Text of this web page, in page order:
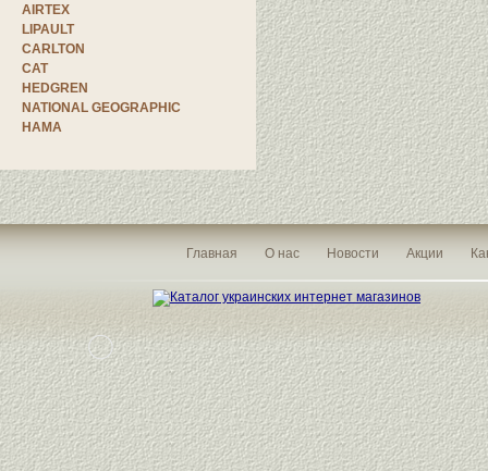
AIRTEX
LIPAULT
CARLTON
CAT
HEDGREN
NATIONAL GEOGRAPHIC
HAMA
Главная О нас Новости Акции